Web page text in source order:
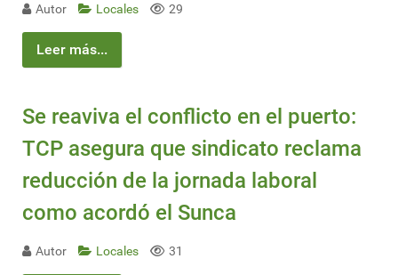
Autor Locales 29
Leer más...
Se reaviva el conflicto en el puerto:
TCP asegura que sindicato reclama
reducción de la jornada laboral
como acordó el Sunca
Autor Locales 31